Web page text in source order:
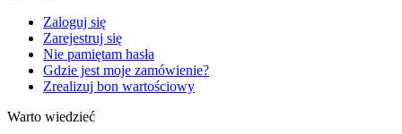
Zaloguj się
Zarejestruj się
Nie pamiętam hasła
Gdzie jest moje zamówienie?
Zrealizuj bon wartościowy
Warto wiedzieć